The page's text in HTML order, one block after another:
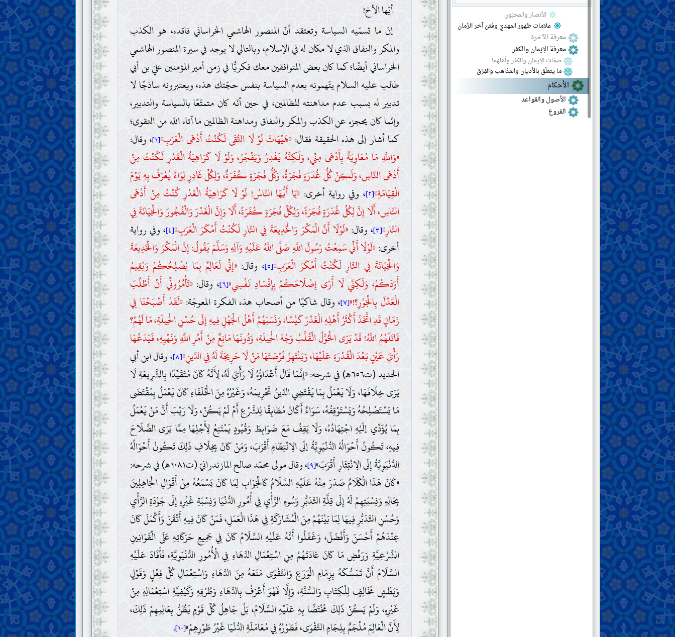
أيّها الأخ!
إنّ ما تسمّيه السياسة وتعتقد أنّ المنصور الهاشمي الخراساني فاقده، هو الكذب
والمكر والنفاق الذي لا مكان له في الإسلام، وبالتالي لا يوجد في سيرة المنصور الهاشمي
الخراساني أيضًا؛ كما كان بعض المتوافقين معك فكريًّا في زمن أمير المؤمنين عليّ بن أبي
طالب عليه السلام يتّهمونه بعدم السياسة بنفس حجّتك هذه، ويعتبرونه ساذجًا لا
تدبير له بسبب عدم مداهنته للظالمين، في حين أنّه كان متمتّعًا بالسياسة والتدبير،
وإنّما كان يحجزه عن الكذب والمكر والنفاق ومداهنة الظالمين ما آتاه اللّه من التقوى؛
كما أشار إلى هذه الحقيقة فقال:«هَيْهَاتَ لَوْ لَا التُّقَى لَكُنْتُ أَدْهَى الْعَرَبِ»[١] ، وقال:
«وَاللَّهِ مَا مُعَاوِيَةُ بِأَدْهَى مِنِّي، وَلَكِنَّهُ يَغْدِرُ وَيَفْجُرُ، وَلَوْ لَا كَرَاهِيَةُ الْغَدْرِ لَكُنْتُ مِنْ
أَدْهَى النَّاسِ، وَلَكِنْ كُلُّ غُدَرَةٍ فُجَرَةٌ، وَكُلُّ فُجَرَةٍ كُفَرَةٌ، وَلِكُلِّ غَادِرٍ لِوَاءٌ يُعْرَفُ بِهِ يَوْمَ
الْقِيَامَةِ»[٢] ، وفي رواية أخرى: «يَا أَيُّهَا النَّاسُ! لَوْ لَا كَرَاهِيَةُ الْغَدْرِ كُنْتُ مِنْ أَدْهَى
النَّاسِ، أَلَا إِنَّ لِكُلِّ غُدَرَةٍ فُجَرَةً، وَلِكُلِّ فُجَرَةٍ كُفَرَةً، أَلَا وَإِنَّ الْغَدْرَ وَالْفُجُورَ وَالْخِيَانَةَ فِي
النَّارِ»[٣] ، وقال:«لَوْلَا أَنَّ الْمَكْرَ وَالْخَدِيعَةَ فِي النَّارِ لَكُنْتُ أَمْكَرَ الْعَرَبِ»[٤] ، وفي رواية
أخرى:«لَوْلَا أَنِّي سَمِعْتُ رَسُولَ اللَّهِ صَلَّى اللَّهُ عَلَيْهِ وَآلِهِ وَسَلَّمَ يَقُولُ: إِنَّ الْمَكْرَ وَالْخَدِيعَةَ
وَالْخِيَانَةَ فِي النَّارِ لَكُنْتُ أَمْكَرَ الْعَرَبِ»[٥] ، وقال: «إِنِّي لَعَالِمٌ بِمَا يُصْلِحُكُمْ وَيُقِيمُ
أَوَدَكُمْ، وَلَكِنِّي لَا أَرَى إِصْلَاحَكُمْ بِإِفْسَادِ نَفْسِي»[٦] ، وقال:«تَأْمُرُونِّي أَنْ أَطْلُبَ
الْعَدْلَ بِالْجَوْرِ؟!»[٧] ، وقال شاكيًا من أصحاب هذه الفكرة المعوجّة:«لَقَدْ أَصْبَحْنَا فِي
زَمَانٍ قَدِ اتَّخَذَ أَكْثَرُ أَهْلِهِ الْغَدْرَ كَيْسًا، وَنَسَبَهُمْ أَهْلُ الْجَهْلِ فِيهِ إِلَى حُسْنِ الْحِيلَةِ، مَا لَهُمْ؟
قَاتَلَهُمُ اللَّهُ! قَدْ يَرَى الْحُوَّلُ الْقُلَّبُ وَجْهَ الْحِيلَةِ، وَدُونَهَا مَانِعٌ مِنْ أَمْرِ اللَّهِ وَنَهْيِهِ، فَيَدَعُهَا
رَأْيَ عَيْنٍ بَعْدَ الْقُدْرَةِ عَلَيْهَا، وَيَنْتَهِزُ فُرْصَتَهَا مَنْ لَا حَرِيجَةَ لَهُ فِي الدِّينِ»[٨] ، وقال ابن أبي
الحديد (ت٦٥٦هـ) في شرحه: «إِنَّمَا قَالَ أَعْدَاؤُهُ لَا رَأْيَ لَهُ، لِأَنَّهُ كَانَ مُتَقَيِّدًا بِالشَّرِيعَةِ لَا
يَرَى خِلَافَهَا، وَلَا يَعْمَلُ بِمَا يَقْتَضِي الدِّينُ تَحْرِيمَهُ، وَغَيْرُهُ مِنَ الْخُلَفَاءِ كَانَ يَعْمَلُ بِمُقْتَضَى
مَا يَسْتَصْلِحُهُ وَيَسْتَوْقِفُهُ، سَوَاءٌ أَكَانَ مُطَابِقًا لِلشَّرْعِ أَمْ لَمْ يَكُنْ، وَلَا رَيْبَ أَنَّ مَنْ يَعْمَلُ
بِمَا يُؤَدِّي إلَيْهِ اجْتِهَادُهُ، وَلَا يَقِفُ مَعَ ضَوَابِطَ وَقُيُودٍ يَمْتَنِعُ لِأَجْلِهَا مِمَّا يَرَى الصَّلَاحَ
فِيهِ، تَكُونُ أَحْوَالُهُ الدُّنْيَوِيَّةُ إلَى الِانْتِظَامِ أَقْرَبَ، وَمَنْ كَانَ بِخِلَافِ ذَلِكَ تَكُونُ أَحْوَالُهُ
الدُّنْيَوِيَّةُ إِلَى الِانْتِثَارِ أَقْرَبَ»[٩]
، وقال مولى محمّد صالح المازندرانيّ (ت١٠٨١هـ) في شرحه:
«كَانَ هَذَا الْكَلَامُ صَدَرَ مِنْهُ عَلَيْهِ السَّلَامُ كَالْجَوَابِ لِمَا كَانَ يَسْمَعُهُ مِنْ أَقْوَالِ الْجَاهِلِينَ
بِحَالِهِ وَنِسْبَتِهِمْ لَهُ إِلَى قِلَّةِ التَّدَبُّرِ وَسُوءِ الرَّأْيِ فِي أُمُورِ الدُّنْيَا وَنِسْبَةِ غَيْرِهِ إِلَى جَوْدَةِ الرَّأْيِ
وَحُسْنِ التَّدَبُّرِ فِيهَا لِمَا بَيْنَهُمْ مِنَ الْمُشَارَكَةِ فِي هَذَا الْعَمَلِ، فَمَنْ كَانَ فِيهِ أَتْقَنَ وَأَكْمَلَ كَانَ
عِنْدَهُمْ أَحْسَنَ وَأَفْضَلَ، وَغَفَلُوا أَنَّهُ عَلَيْهِ السَّلَامُ كَانَ فِي جَمِيعِ حَرَكَاتِهِ عَلَى الْقَوَانِينِ
الشَّرْعِيَّةِ وَرَفْضِ مَا كَانَ عَادَتَهُمْ مِنِ اسْتِعْمَالِ الدَّهَاءِ فِي الْأُمُورِ الدُّنْيَوِيَّةِ، فَأَفَادَ عَلَيْهِ
السَّلَامُ أَنَّ تَمَسُّكَهُ بِزِمَامِ الْوَرَعِ وَالتَّقْوَى مَنَعَهُ مِنَ الدَّهَاءِ وَاسْتِعْمَالِ كُلِّ فِعْلٍ وَقَوْلٍ
وَبَطْشٍ مُخَالِفٍ لِلْكِتَابِ وَالسُّنَّةِ، وَإِلَّا فَهُوَ أَعْرَفُ بِالدَّهَاءِ وَطُرُقِهِ وَكَيْفِيَّةِ اسْتِعْمَالِهِ مِنْ
غَيْرِهِ، وَلَمْ يَكُنْ ذَلِكَ مُخْتَصًّا بِهِ عَلَيْهِ السَّلَامُ، بَلْ جَاهِلُ كُلِّ قَوْمٍ يَظُنُّ بِعَالِمِهِمْ ذَلِكَ،
لِأَنَّ الْعَالِمَ مُلْجَمٌ بِلِجَامِ التَّقْوَى، فَطَوْرُهُ فِي مُعَامَلَةِ الدُّنْيَا غَيْرُ طَوْرِهِمْ»[١٠] .
الأنصار والمحبّون
علامات ظهور المهديّ وفتن آخر الزّمان
معرفة الآخرة
معرفة الإيمان والكفر
صفات الإيمان والكفر وأهلهما
ما يتعلّق بالأديان والمذاهب والفِرَق
الأحكام
الأصول والقواعد
الفروع